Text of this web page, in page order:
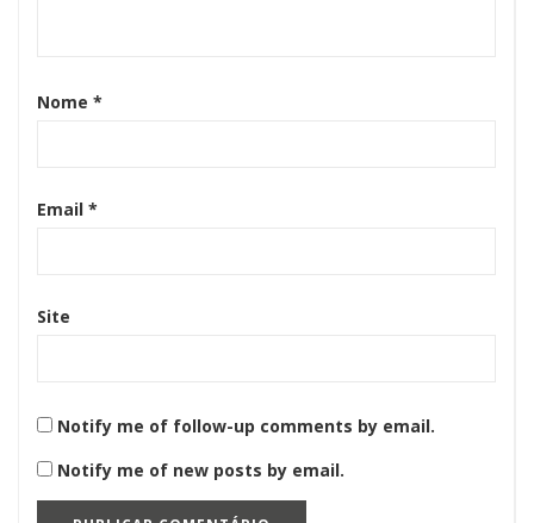
Nome *
Email *
Site
Notify me of follow-up comments by email.
Notify me of new posts by email.